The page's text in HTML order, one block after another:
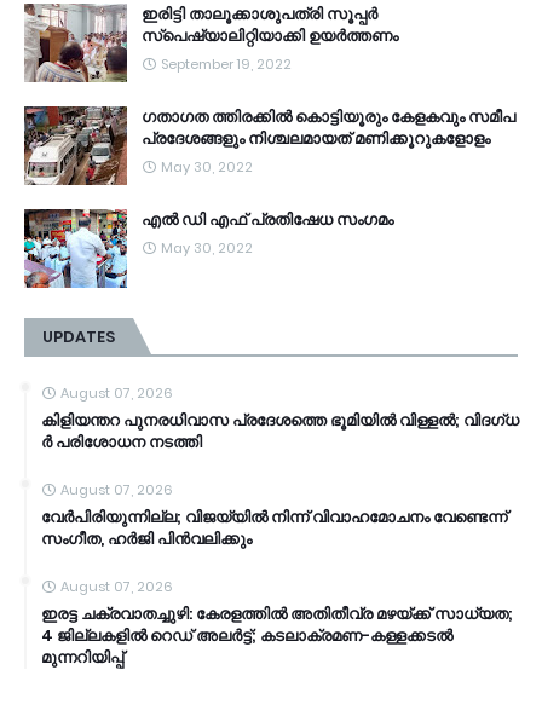
ഇരിട്ടി താലൂക്കാശുപത്രി സൂപ്പർ
സ്‌പെഷ്യാലിറ്റിയാക്കി ഉയർത്തണം
September 19, 2022
ഗതാഗത ത്തിരക്കിൽ കൊട്ടിയൂരും കേളകവും സമീപ
പ്രദേശങ്ങളും നിശ്ചലമായത് മണിക്കൂറുകളോളം
May 30, 2022
എൽ ഡി എഫ് പ്രതിഷേധ സംഗമം
May 30, 2022
UPDATES
August 07, 2026
കി​ളി​യ​ന്ത​റ പു​ന​ര​ധി​വാ​സ പ്രദേശത്തെ ഭൂ​മി​യി​ൽ വി​ള്ള​ൽ; വി​ദ​ഗ്ധ​
ർ പ​രി​ശോ​ധ​ന ന​ട​ത്തി
August 07, 2026
വേർപിരിയുന്നില്ല; വിജയ്‍യിൽ നിന്ന് വിവാഹമോചനം വേണ്ടെന്ന്
സംഗീത, ഹർജി പിൻവലിക്കും
August 07, 2026
ഇരട്ട ചക്രവാതച്ചുഴി: കേരളത്തിൽ അതിതീവ്ര മഴയ്ക്ക് സാധ്യത;
4 ജില്ലകളിൽ റെഡ് അലർട്ട്; കടലാക്രമണ-കള്ളക്കടൽ
മുന്നറിയിപ്പ്